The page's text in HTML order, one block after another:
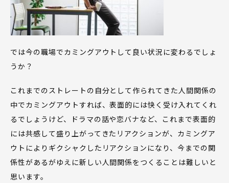
では今の職場でカミングアウトして良い状況に変わるでしょ
うか？
これまでのストレートの自分として作られてきた人間関係の
中でカミングアウトすれば、表面的には快く受け入れてくれ
るでしょうけど、ドラマの話や恋バナなど、これまで表面的
には共感して盛り上がってきたリアクションが、カミングア
ウトによりギクシャクしたリアクションになり、今までの関
係性があるがゆえに新しい人間関係をつくることは難しいと
思います。